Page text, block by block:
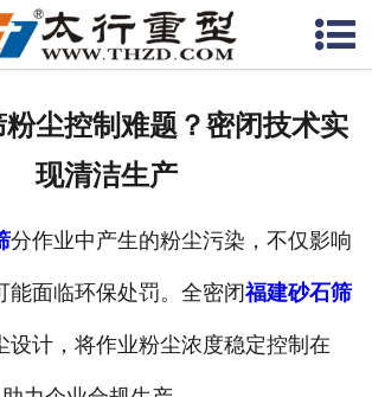
网站首页
联系我们
尘控制难题？密闭技术实
现清洁生产
分作业中产生的粉尘污染，不仅影响
能面临环保处罚。全密闭福建砂石筛
设计，将作业粉尘浓度稳定控制在